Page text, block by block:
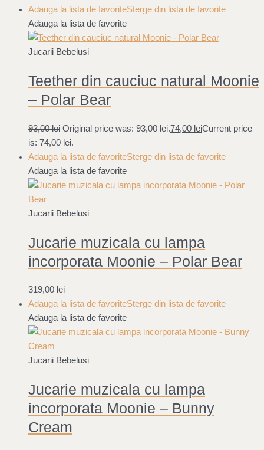
Adauga la lista de favoriteSterge din lista de favorite
Adauga la lista de favorite
Jucarii Bebelusi
Teether din cauciuc natural Moonie
– Polar Bear
93,00lei Original price was: 93,00 lei.74,00 leiCurrent price
is: 74,00 lei.
Adauga la lista de favoriteSterge din lista de favorite
Adauga la lista de favorite
Jucarii Bebelusi
Jucarie muzicala cu lampa
incorporata Moonie – Polar Bear
319,00 lei
Adauga la lista de favoriteSterge din lista de favorite
Adauga la lista de favorite
Jucarii Bebelusi
Jucarie muzicala cu lampa
incorporata Moonie – Bunny
Cream